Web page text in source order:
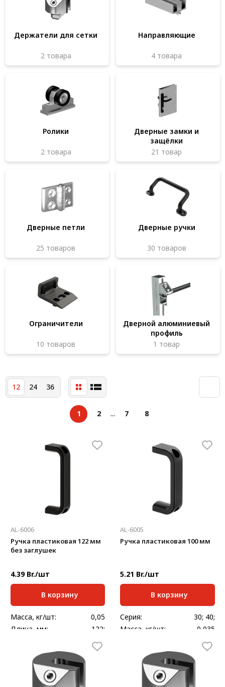
Система V-паза NEW!
Крейты и кассеты Subrack systems
Профиль строительного назначения
Радиаторный алюминиевый профиль NEW!
Лист алюминиевый
Услуги дополнительной обработки профиля
Держатели для сетки
2 товара
Направляющие
4 товара
Ролики
2 товара
Дверные замки и
защёлки
21 товар
Дверные петли
25 товаров
Дверные ручки
30 товаров
Ограничители
10 товаров
Дверной алюминиевый
профиль
1 товар
12 24 36
1 2 ... 7 8
AL-6006
Ручка пластиковая 122 мм
без заглушек
4.39 Br./шт
В корзину
Масса, кг/шт:
0,05
Длина, мм:
122;
AL-6005
Ручка пластиковая 100 мм
5.21 Br./шт
В корзину
Серия:
30; 40;
Масса, кг/шт:
0,035
100;